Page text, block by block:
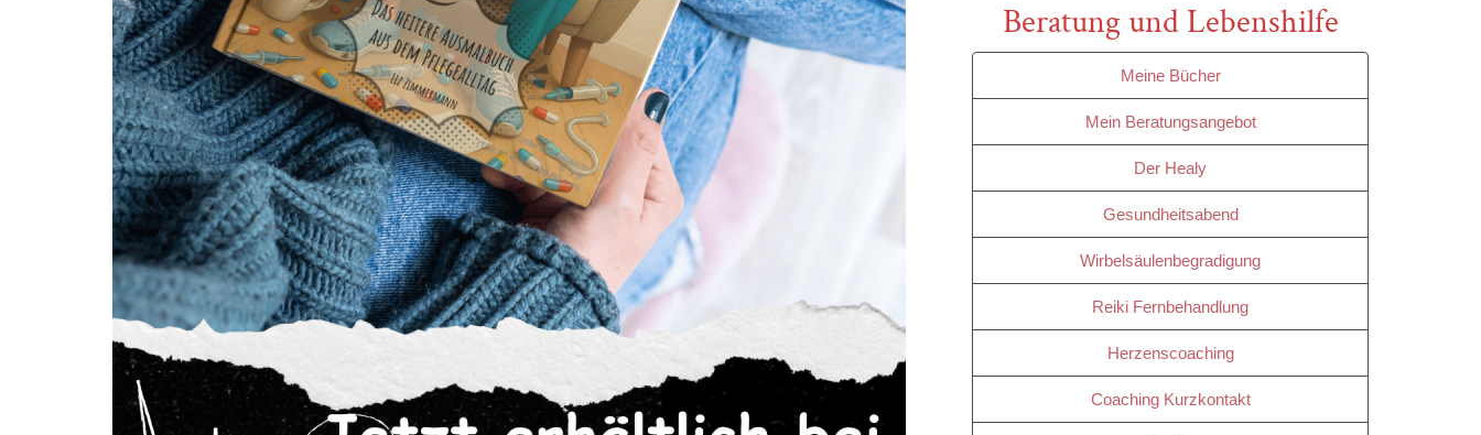
Beratung und Lebenshilfe
Meine Bücher
Mein Beratungsangebot
Der Healy
Gesundheitsabend
Wirbelsäulenbegradigung
Reiki Fernbehandlung
Herzenscoaching
Coaching Kurzkontakt